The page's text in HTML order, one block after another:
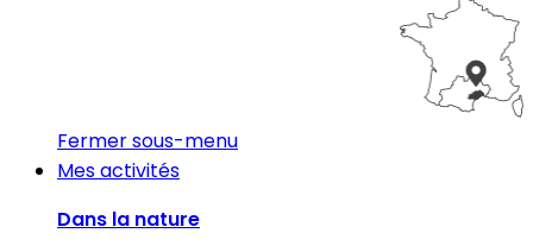
Fermer sous-menu
Mes activités
Dans la nature